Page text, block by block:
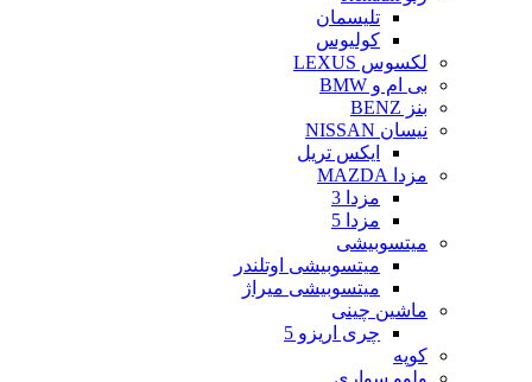
تلیسمان
کولیوس
لکسوس LEXUS
بی ام و BMW
بنز BENZ
نیسان NISSAN
ایکس تریل
مزدا MAZDA
مزدا 3
مزدا 5
میتسوبیشی
میتسوبیشی اوتلندر
میتسوبیشی میراژ
ماشین چینی
چری اریزو 5
کوپه
ولوو سواری